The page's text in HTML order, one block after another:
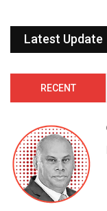
Latest Update
RECENT